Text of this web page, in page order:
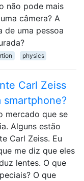
não pode mais
câmera? A
de uma pessoa
physics
Carl Zeiss
mercado que se
Alguns estão
Carl Zeiss. Eu
me diz que eles
lentes. O que
O que